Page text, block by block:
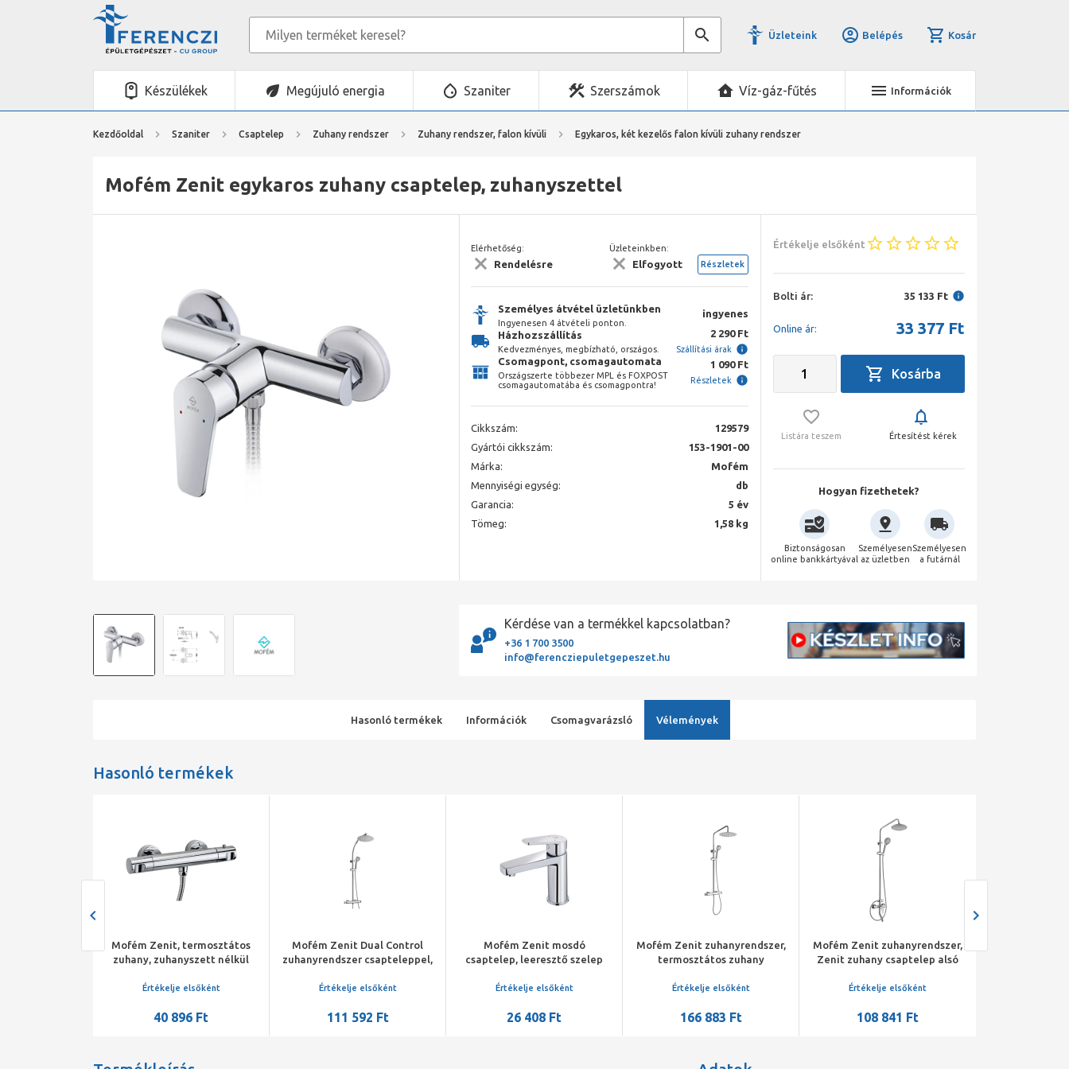
Üzleteink Belépés Kosár
Készülékek Megújuló energia Szaniter Szerszámok Víz-gáz-fűtés Információk
Kezdőoldal Szaniter Csaptelep Zuhany rendszer Zuhany rendszer, falon kívüli Egykaros, két kezelős falon kívüli zuhany rendszer
Mofém Zenit egykaros zuhany csaptelep, zuhanyszettel
Elérhetőség:
Rendelésre
Üzleteinkben:
Elfogyott Részletek
Személyes átvétel üzletünkben
Ingyenesen 4 átvételi ponton.
ingyenes
Házhozszállítás
Kedvezményes, megbízható, országos.
2 290 Ft
Szállítási árak
Csomagpont, csomagautomata
Országszerte többezer MPL és FOXPOST
csomagautomatába és csomagpontra!
1 090 Ft
Részletek
Cikkszám:
129579
Gyártói cikkszám:
153-1901-00
Márka:
Mofém
Mennyiségi egység:
db
Garancia:
5 év
Tömeg:
1,58 kg
Értékelje elsőként
Bolti ár: 35 133 Ft
Online ár: 33 377 Ft
Listára teszem Értesítést kérek
Hogyan fizethetek?
Biztonságosan
online bankkártyával
Személyesen
az üzletben
Személyesen
a futárnál
Kérdése van a termékkel kapcsolatban?
+36 1 700 3500
info@ferencziepuletgepeszet.hu
Hasonló termékek Információk Csomagvarázsló Vélemények
Hasonló termékek
Mofém Zenit, termosztátos
zuhany, zuhanyszett nélkül
Értékelje elsőként
40 896 Ft
Mofém Zenit Dual Control
zuhanyrendszer csapteleppel,
felszállócsővel
Értékelje elsőként
111 592 Ft
Mofém Zenit mosdó
csaptelep, leeresztő szelep
Értékelje elsőként
26 408 Ft
Mofém Zenit zuhanyrendszer,
termosztátos zuhany
állítható teleszkópos
Értékelje elsőként
166 883 Ft
Mofém Zenit zuhanyrendszer,
Zenit zuhany csaptelep alsó
teleszkópos felszállócsővel
Értékelje elsőként
108 841 Ft